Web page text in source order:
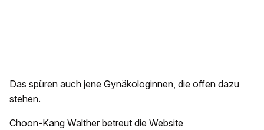
Das spüren auch jene Gynäkologinnen, die offen dazu
stehen.
Choon-Kang Walther betreut die Website